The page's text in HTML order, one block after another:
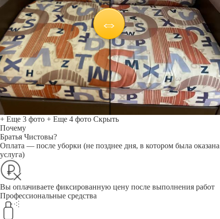
+ Еще 3 фото + Еще 4 фото Скрыть
Почему
Братья Чистовы?
Оплата — после уборки (не позднее дня, в котором была оказана
услуга)
Вы оплачиваете фиксированную цену после выполнения работ
Профессиональные средства